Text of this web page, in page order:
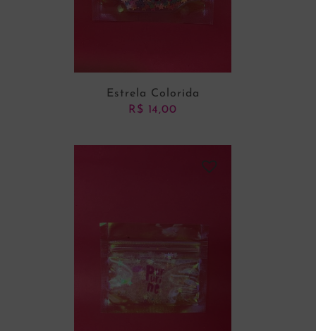
Estrela Colorida
R$ 14,00